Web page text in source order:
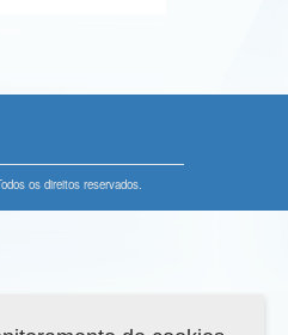
os direitos reservados.